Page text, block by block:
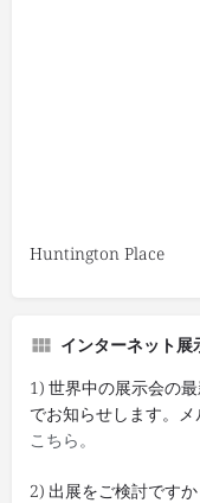
Huntington Place
インターネット
1) 世界中の展示会の
でお知らせします。
こちら。
2) 出展をご検討です